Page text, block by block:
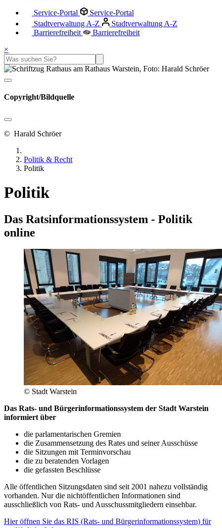
Service-Portal
Service-Portal
Stadtverwaltung A-Z
Stadtverwaltung A-Z
Barrierefreiheit
Barrierefreiheit
×
Copyright/Bildquelle
© Harald Schröer
Politik & Recht
Politik
Politik
Das Ratsinformationssystem - Politik
online
© Stadt Warstein
Das Rats- und Bürgerinformationssystem der Stadt Warstein
informiert über
die parlamentarischen Gremien
die Zusammensetzung des Rates und seiner Ausschüsse
die Sitzungen mit Terminvorschau
die zu beratenden Vorlagen
die gefassten Beschlüsse
Alle öffentlichen Sitzungsdaten sind seit 2001 nahezu vollständig
vorhanden. Nur die nichtöffentlichen Informationen sind
ausschließlich von Rats- und Ausschussmitgliedern einsehbar.
Hier öffnen Sie das RIS (Rats- und Bürgerinformationssystem) für